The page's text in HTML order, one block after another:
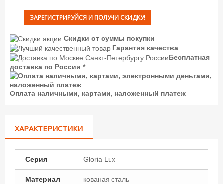
ЗАРЕГИСТРИРУЙСЯ И ПОЛУЧИ СКИДКУ!
Скидки от суммы покупки
Гарантия качества
Бесплатная
доставка по России *
Оплата наличными, картами, наложенный платеж
ХАРАКТЕРИСТИКИ
Серия Gloria Lux
Материал кованая сталь